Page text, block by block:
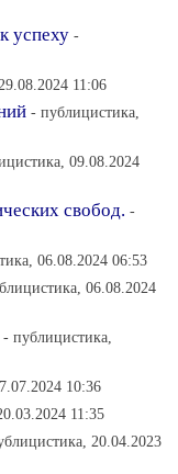
успеху -
11:06
- публицистика,
09.08.2024
свобод. -
06.08.2024 06:53
06.08.2024
- публицистика,
10:36
11:35
20.04.2023